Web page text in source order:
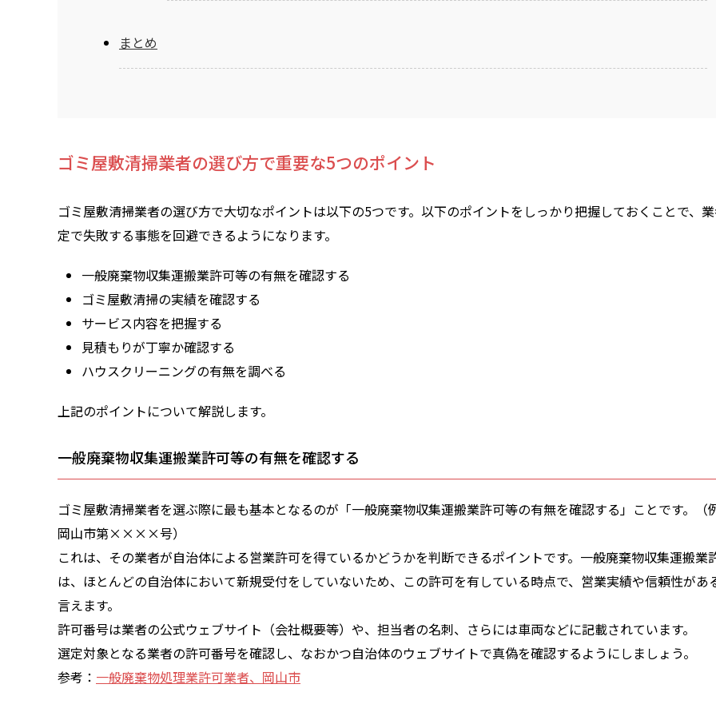
まとめ
ゴミ屋敷清掃業者の選び方で重要な5つのポイント
ゴミ屋敷清掃業者の選び方で大切なポイントは以下の5つです。以下のポイントをしっかり把握しておくことで、
定で失敗する事態を回避できるようになります。
一般廃棄物収集運搬業許可等の有無を確認する
ゴミ屋敷清掃の実績を確認する
サービス内容を把握する
見積もりが丁寧か確認する
ハウスクリーニングの有無を調べる
上記のポイントについて解説します。
一般廃棄物収集運搬業許可等の有無を確認する
ゴミ屋敷清掃業者を選ぶ際に最も基本となるのが「一般廃棄物収集運搬業許可等の有無を確認する」ことです。（
岡山市第××××号）
これは、その業者が自治体による営業許可を得ているかどうかを判断できるポイントです。一般廃棄物収集運搬業
は、ほとんどの自治体において新規受付をしていないため、この許可を有している時点で、営業実績や信頼性があ
言えます。
許可番号は業者の公式ウェブサイト（会社概要等）や、担当者の名刺、さらには車両などに記載されています。
選定対象となる業者の許可番号を確認し、なおかつ自治体のウェブサイトで真偽を確認するようにしましょう。
参考： 一般廃棄物処理業許可業者、岡山市